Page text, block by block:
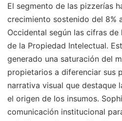
El segmento de las pizzerías
crecimiento sostenido del 8%
Occidental según las cifras de
de la Propiedad Intelectual.
generado una saturación del
propietarios a diferenciar sus
narrativa visual que destaque
el origen de los insumos.
comunicación institucional